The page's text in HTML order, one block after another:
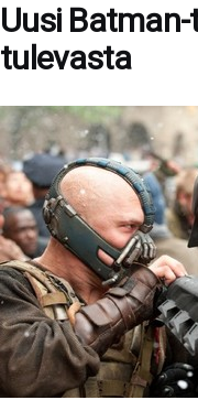
Uusi
tulevasta